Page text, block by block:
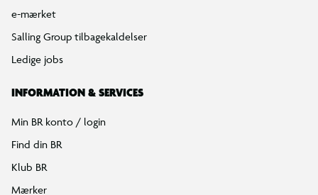
e-mærket
Salling Group tilbagekaldelser
Ledige jobs
INFORMATION & SERVICES
Min BR konto / login
Find din BR
Klub BR
Mærker